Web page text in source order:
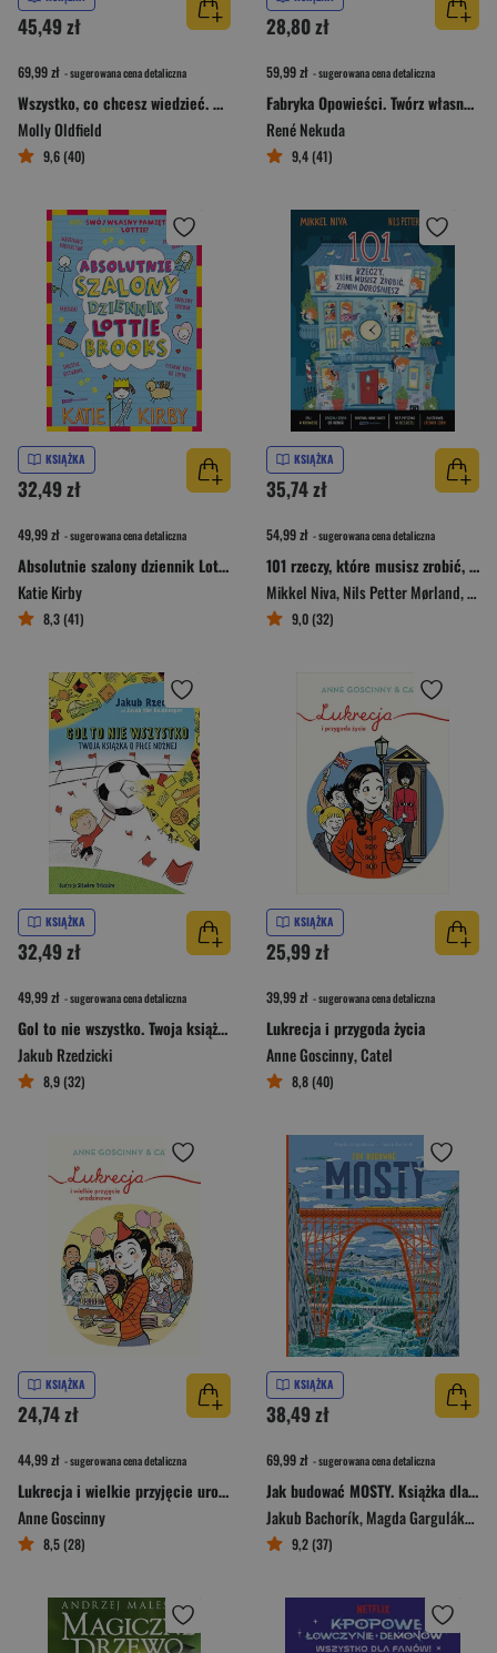
45,49 zł
69,99 zł - sugerowana cena detaliczna
Wszystko, co chcesz wiedzieć. Genialne pytania i proste odpowiedzi na każdy dzień roku
Molly Oldfield
9,6 (40)
28,80 zł
59,99 zł - sugerowana cena detaliczna
Fabryka Opowieści. Twórz własne historie
René Nekuda
9,4 (41)
KSIĄŻKA
32,49 zł
49,99 zł - sugerowana cena detaliczna
Absolutnie szalony dziennik Lottie Brooks
Katie Kirby
8,3 (41)
KSIĄŻKA
35,74 zł
54,99 zł - sugerowana cena detaliczna
101 rzeczy, które musisz zrobić, zanim dorośniesz
Mikkel Niva,Nils Petter Mørland,
9,0 (32)
KSIĄŻKA
32,49 zł
49,99 zł - sugerowana cena detaliczna
Gol to nie wszystko. Twoja książka o piłce nożnej
Jakub Rzedzicki
8,9 (32)
KSIĄŻKA
25,99 zł
39,99 zł - sugerowana cena detaliczna
Lukrecja i przygoda życia
Anne Goscinny,Catel
8,8 (40)
KSIĄŻKA
24,74 zł
44,99 zł - sugerowana cena detaliczna
Lukrecja i wielkie przyjęcie urodzinowe
Anne Goscinny
8,5 (28)
KSIĄŻKA
38,49 zł
69,99 zł - sugerowana cena detaliczna
Jak budować MOSTY. Książka dla małych inżynierów i wielkich marzycieli
Jakub Bachorík,Magda Garguláková
9,2 (37)